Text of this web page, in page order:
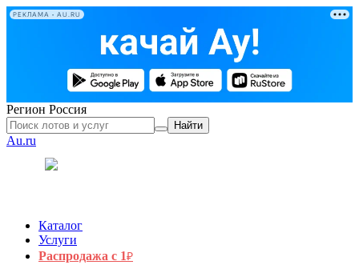
РЕКЛАМА • AU.RU
Регион Россия
Найти
Au.ru
Каталог
Услуги
Распродажа с 1₽